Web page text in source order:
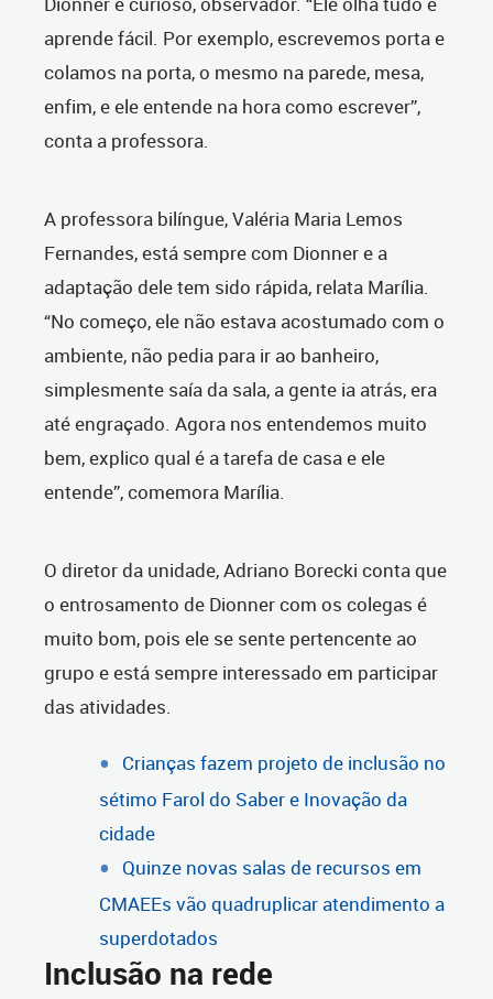
aprende fácil. Por exemplo, escrevemos porta e
colamos na porta, o mesmo na parede, mesa,
enfim, e ele entende na hora como escrever”,
conta a professora.
A professora bilíngue, Valéria Maria Lemos
Fernandes, está sempre com Dionner e a
adaptação dele tem sido rápida, relata Marília.
“No começo, ele não estava acostumado com o
ambiente, não pedia para ir ao banheiro,
simplesmente saía da sala, a gente ia atrás, era
até engraçado. Agora nos entendemos muito
bem, explico qual é a tarefa de casa e ele
entende”, comemora Marília.
O diretor da unidade, Adriano Borecki conta que
o entrosamento de Dionner com os colegas é
muito bom, pois ele se sente pertencente ao
grupo e está sempre interessado em participar
das atividades.
Crianças fazem projeto de inclusão no
sétimo Farol do Saber e Inovação da
cidade
Quinze novas salas de recursos em
CMAEEs vão quadruplicar atendimento a
superdotados
Inclusão na rede